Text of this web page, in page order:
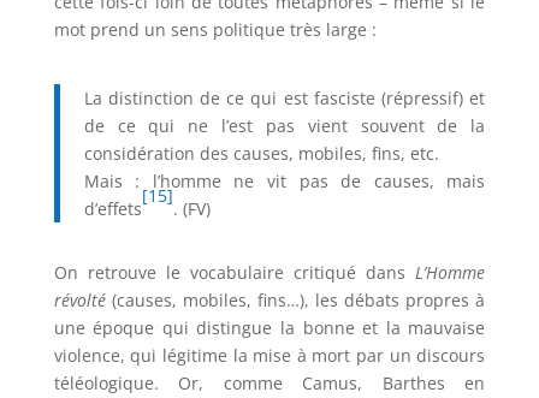
mot prend un sens politique très large :
La distinction de ce qui est fasciste (répressif) et
de ce qui ne l’est pas vient souvent de la
considération des causes, mobiles, fins, etc.
Mais : l’homme ne vit pas de causes, mais
d’effets
[15]
. (FV)
On retrouve le vocabulaire critiqué dansL’Homme
révolté(causes, mobiles, fins…), les débats propres à
une époque qui distingue la bonne et la mauvaise
violence, qui légitime la mise à mort par un discours
téléologique. Or, comme Camus, Barthes en